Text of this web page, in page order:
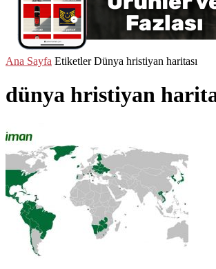
Ana Sayfa Etiketler Dünya hristiyan haritası
dünya hristiyan